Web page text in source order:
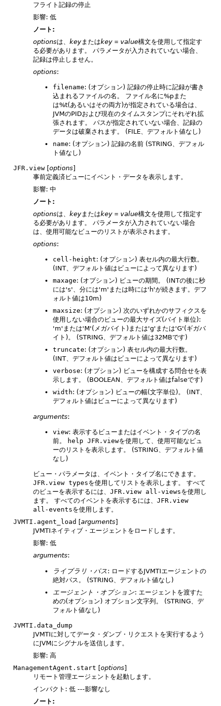
フライト記録の停止
影響: 低
ノート:
optionsは、 key またはkey = value構文を使用して指定す
る必要があります。
パラメータが入力されていない場合、
記録は停止しません。
options:
filename: (オプション) 記録の停止時に記録が書き
込まれるファイルの名。
ファイル名に%pまた
は%t(あるいはその両方)が指定されている場合は、
JVMのPIDおよび現在のタイムスタンプにそれぞれ拡
張されます。
パスが指定されていない場合、記録の
データは破棄されます。
(FILE、デフォルト値なし)
name: (オプション) 記録の名前 (STRING、デフォル
ト値なし)
JFR.view [options]
事前定義済ビューにイベント・データを表示します。
影響: 中
ノート:
optionsは、 keyまたはkey = value構文を使用して指定す
る必要があります。
パラメータが入力されていない場合
は、使用可能なビューのリストが表示されます。
options:
cell-height: (オプション) 表セル内の最大行数。
(INT、デフォルト値はビューによって異なります)
maxage: (オプション) ビューの期間。
(INTの後に秒
には's'、分には'm'または時には'h'が続きます。デフ
ォルト値は10m)
maxsize: (オプション) 次のいずれかのサフィクスを
使用しない場合のビューの最大サイズ(バイト単位):
'm'または'M'(メガバイト)または'g'または'G'(ギガバ
イト)。
(STRING、デフォルト値は32MBです)
truncate: (オプション) 表セル内の最大行数。
(INT、デフォルト値はビューによって異なります)
verbose: (オプション) ビューを構成する問合せを表
示します。
(BOOLEAN、デフォルト値はfalseです)
width: (オプション) ビューの幅(文字単位)。
(INT、
デフォルト値はビューによって異なります)
arguments:
view: 表示するビューまたはイベント・タイプの名
前。
help JFR.viewを使用して、使用可能なビュ
ーのリストを表示します。
(STRING、デフォルト値
なし)
ビュー・パラメータは、イベント・タイプ名にできます。
JFR.view typesを使用してリストを表示します。
すべて
のビューを表示するには、 JFR.view all-viewsを使用し
ます。
すべてのイベントを表示するには、 JFR.view
all-eventsを使用します。
JVMTI.agent_load [arguments]
JVMTIネイティブ・エージェントをロードします。
影響: 低
arguments:
ライブラリ・パス : ロードするJVMTIエージェントの
絶対パス。
(STRING、デフォルト値なし)
エージェント・オプション: エージェントを渡すた
めの(オプション) オプション文字列。
(STRING、デ
フォルト値なし)
JVMTI.data_dump
JVMTIに対してデータ・ダンプ・リクエストを実行するよう
にJVMにシグナルを送信します。
影響: 高
ManagementAgent.start [options]
リモート管理エージェントを起動します。
インパクト: 低 ---影響なし
ノート: